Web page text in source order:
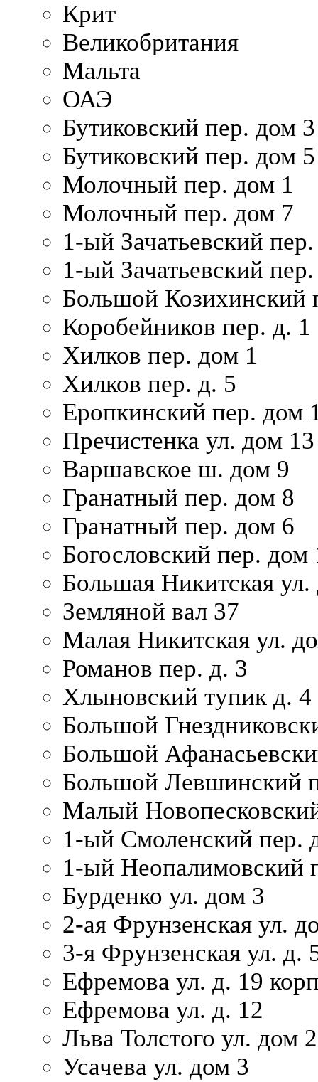
Крит
Великобритания
Мальта
ОАЭ
Бутиковский пер. дом 3
Бутиковский пер. дом 5
Молочный пер. дом 1
Молочный пер. дом 7
1-ый Зачатьевский
1-ый Зачатьевский
Большой Козихинский
Коробейников пер. д. 1
Хилков пер. дом 1
Хилков пер. д. 5
Еропкинский пер. дом
Пречистенка ул. дом 13
Варшавское ш. дом 9
Гранатный пер. дом 8
Гранатный пер. дом 6
Богословский пер.
Большая Никитская
Земляной вал 37
Малая Никитская ул.
Романов пер. д. 3
Хлыновский тупик д. 4
Большой
Большой
Большой Левшинский
Малый
1-ый Смоленский пер.
1-ый Неопалимовский
Бурденко ул. дом 3
2-ая Фрунзенская ул.
3-я Фрунзенская ул. д.
Ефремова ул. д. 19
Ефремова ул. д. 12
Льва Толстого ул. дом
Усачева ул. дом 3